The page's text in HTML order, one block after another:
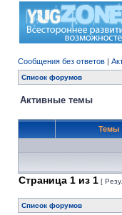
Сообщения без ответов |
Список форумов
Активные темы
Темы
Страница 1 из 1 [
Список форумов